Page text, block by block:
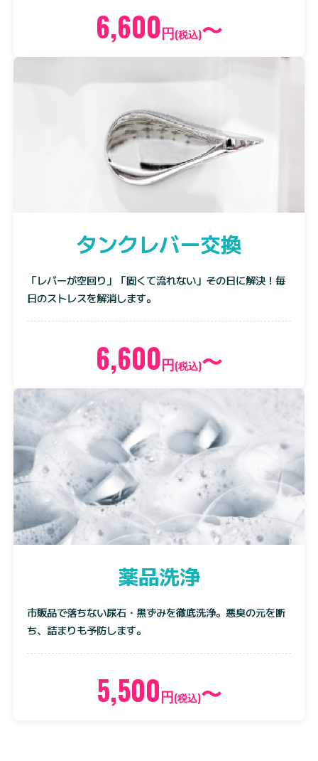
6,600円(税込)〜
タンクレバー交換
「レバーが空回り」「固くて流れない」その日に解決！毎
日のストレスを解消します。
6,600円(税込)〜
薬品洗浄
市販品で落ちない尿石・黒ずみを徹底洗浄。悪臭の元を断
ち、詰まりも予防します。
5,500円(税込)〜